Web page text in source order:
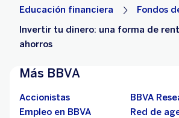
Educación financiera
Fondos
Invertir tu dinero: una forma de
ahorros
Más BBVA
Accionistas
BBVA
Empleo en BBVA
Red de